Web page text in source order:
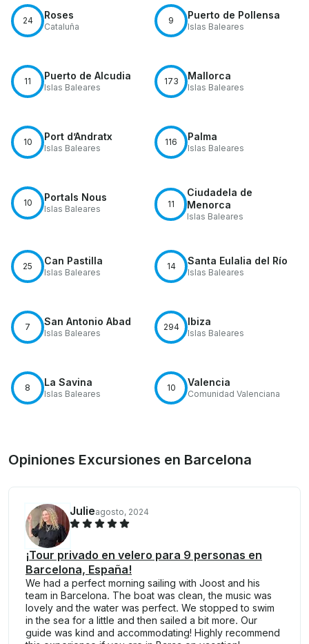
24 Roses
Cataluña
9 Puerto de Pollensa
Islas Baleares
11 Puerto de Alcudia
Islas Baleares
173 Mallorca
Islas Baleares
10 Port d’Andratx
Islas Baleares
116 Palma
Islas Baleares
10 Portals Nous
Islas Baleares 11
Ciudadela de
Menorca
Islas Baleares
25 Can Pastilla
Islas Baleares
14 Santa Eulalia del Río
Islas Baleares
7 San Antonio Abad
Islas Baleares
294 Ibiza
Islas Baleares
8 La Savina
Islas Baleares
10 Valencia
Comunidad Valenciana
Opiniones Excursiones en Barcelona
Julieagosto, 2024
¡Tour privado en velero para 9 personas en
Barcelona, España!
We had a perfect morning sailing with Joost and his
team in Barcelona. The boat was clean, the music was
lovely and the water was perfect. We stopped to swim
in the sea for a little and then sailed a bit more. Our
guide was kind and accommodating! Highly recommend